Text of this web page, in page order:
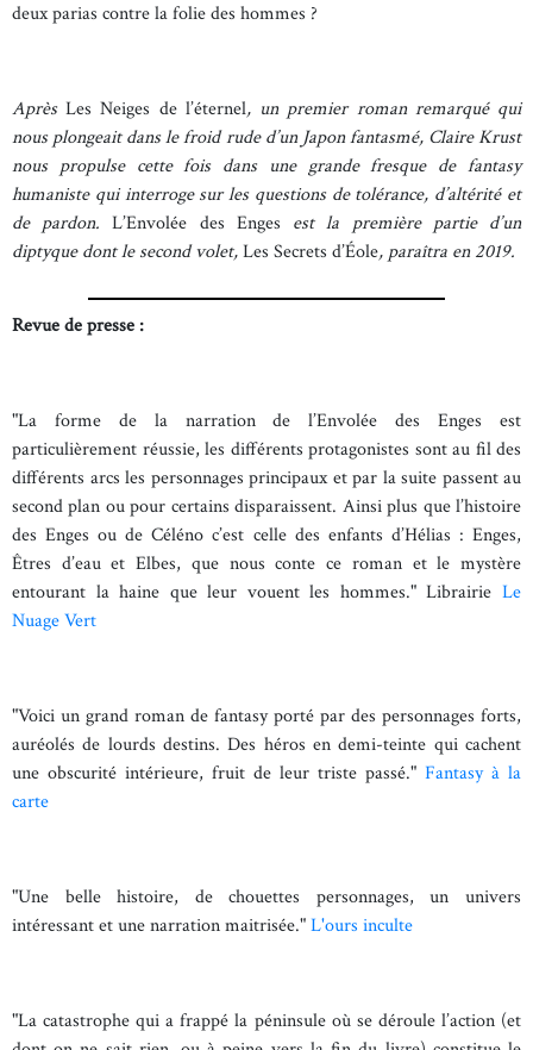
deux parias contre la folie des hommes ?
AprèsLes Neiges de l’éternel, un premier roman remarqué qui
nous plongeait dans le froid rude d’un Japon fantasmé, Claire Krust
nous propulse cette fois dans une grande fresque de fantasy
humaniste qui interroge sur les questions de tolérance, d’altérité et
de pardon.L’Envolée des Enges est la première partie d’un
diptyque dont le second volet,Les Secrets d’Éole, paraîtra en 2019.
Revue de presse :
"La forme de la narration de l’Envolée des Enges est
particulièrement réussie, les différents protagonistes sont au fil des
différents arcs les personnages principaux et par la suite passent au
second plan ou pour certains disparaissent. Ainsi plus que l’histoire
des Enges ou de Céléno c’est celle des enfants d’Hélias : Enges,
Êtres d’eau et Elbes, que nous conte ce roman et le mystère
entourant la haine que leur vouent les hommes." Librairie Le
Nuage Vert
"Voici un grand roman de fantasy porté par des personnages forts,
auréolés de lourds destins. Des héros en demi-teinte qui cachent
une obscurité intérieure, fruit de leur triste passé." Fantasy à la
carte
"Une belle histoire, de chouettes personnages, un univers
intéressant et une narration maitrisée."L'ours inculte
"La catastrophe qui a frappé la péninsule où se déroule l’action (et